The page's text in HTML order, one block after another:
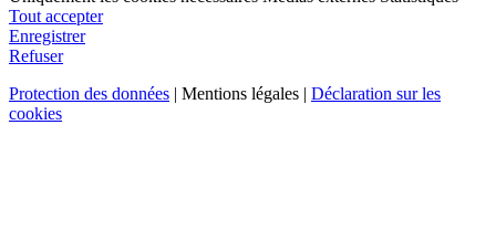
Tout accepter
Enregistrer
Refuser
Protection des données | Mentions légales | Déclaration sur les
cookies